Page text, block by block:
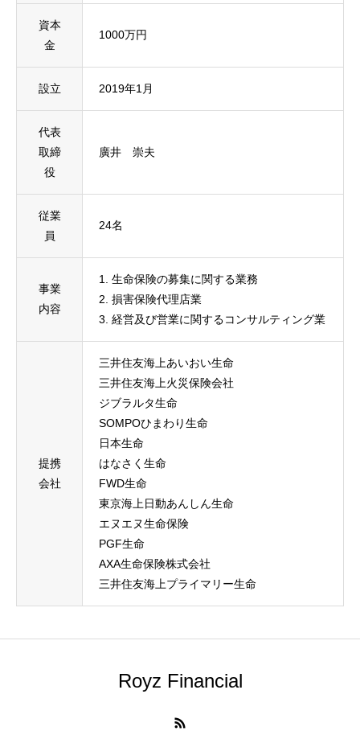
資本
金
1000万円
設立 2019年1月
代表
取締
役
廣井 崇夫
従業
員
24名
事業
内容
1. 生命保険の募集に関する業務
2. 損害保険代理店業
3. 経営及び営業に関するコンサルティング業
提携
会社
三井住友海上あいおい生命
三井住友海上火災保険会社
ジブラルタ生命
SOMPOひまわり生命
日本生命
はなさく生命
FWD生命
東京海上日動あんしん生命
エヌエヌ生命保険
PGF生命
AXA生命保険株式会社
三井住友海上プライマリー生命
Royz Financial